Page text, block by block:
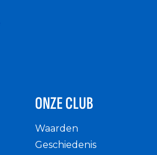
ONZE CLUB
Waarden
Geschiedenis